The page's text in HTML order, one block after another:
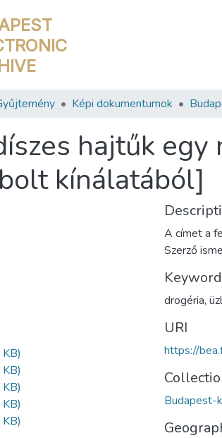
Képi dokumentumok
hajtűk
kínálatából]
A címet a
Szerző
drogéria,
URI
https://
Budapest-